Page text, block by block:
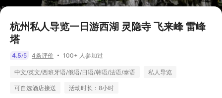
杭州私人导览一日游西湖 灵隐寺 飞来峰 雷峰
塔
4.5/5 4条评价 100+ 人参加过
中文/英文/西班牙语/俄语/日语/韩语/法语/泰语 私人导览
可自选酒店接送 活动时长：8小时